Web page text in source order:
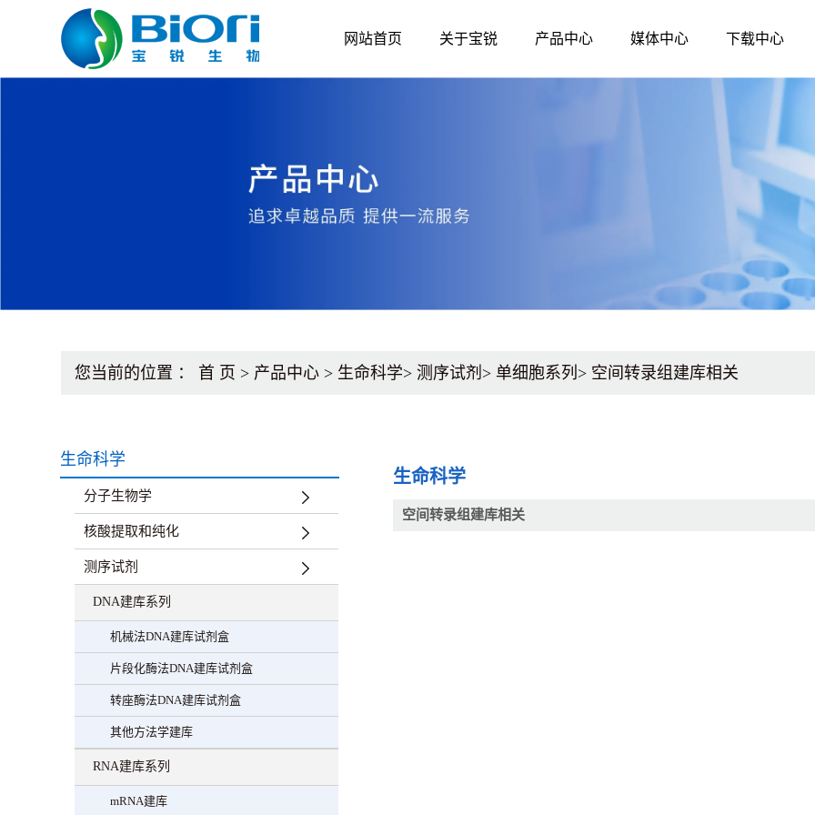
网站首页 关于宝锐 产品中心
分子生物学
分子酶
qPCR
LAMP-DNA
LAMP-RNA
其他辅助原料、
媒体中心 下载中心
您当前的位置 ： 首 页 > 产品中心 > 生命科学> 测序试剂 > 单细胞系列 > 空间转录组建库相关
生命科学
分子生物学
核酸提取和纯化
测序试剂
DNA建库系列
机械法DNA建库试剂盒
片段化酶法DNA建库试剂盒
转座酶法DNA建库试剂盒
其他方法学建库
RNA建库系列
mRNA建库
生命科学
空间转录组建库相关